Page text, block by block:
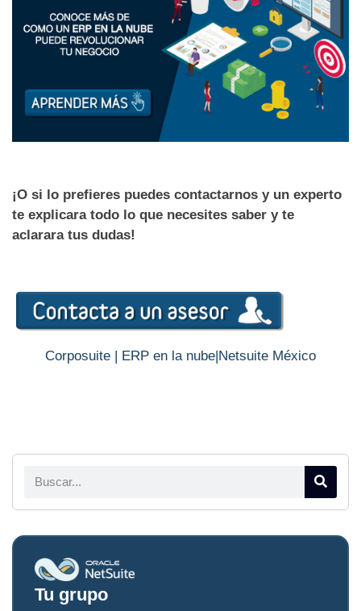
¡O si lo prefieres puedes contactarnos y un experto
te explicara todo lo que necesites saber y te
aclarara tus dudas!
Corposuite | ERP en la nube|Netsuite México
Tu grupo